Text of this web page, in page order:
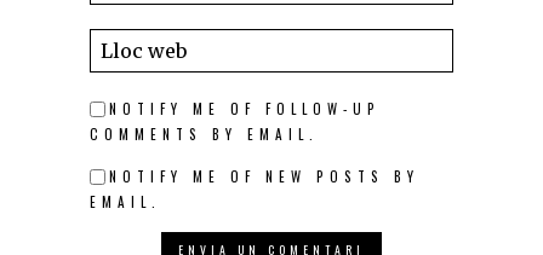
NOTIFY ME OF FOLLOW-UP
COMMENTS BY EMAIL.
NOTIFY ME OF NEW POSTS BY
EMAIL.